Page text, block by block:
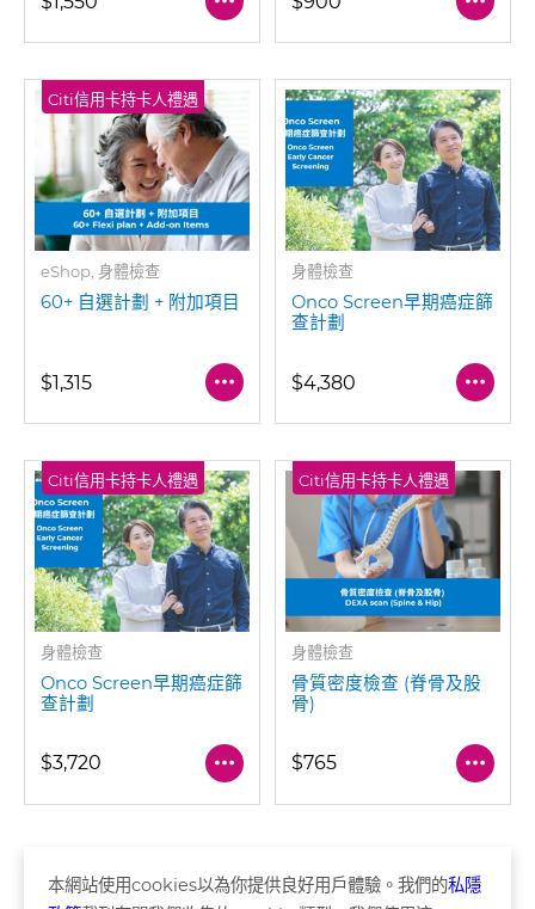
Citi信用卡持卡人禮遇
eShop, 身體檢查
60+ 自選計劃 + 附加項目
$1,315
身體檢查
Onco Screen早期癌症篩
查計劃
$4,380
Citi信用卡持卡人禮遇
身體檢查
Onco Screen早期癌症篩
查計劃
$3,720
Citi信用卡持卡人禮遇
身體檢查
骨質密度檢查 (脊骨及股
骨)
$765
頁 共1頁
本網站使用cookies以為你提供良好用戶體驗。我們的私隱